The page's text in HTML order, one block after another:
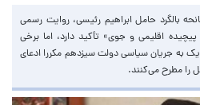
بالگرد حامل ابراهیم رئیسی، روایت رسمی
اقلیمی و جوی» تأکید دارد، اما برخی
به جریان سیاسی دولت سیزدهم مکررا ادعای
را مطرح می‌کنند.